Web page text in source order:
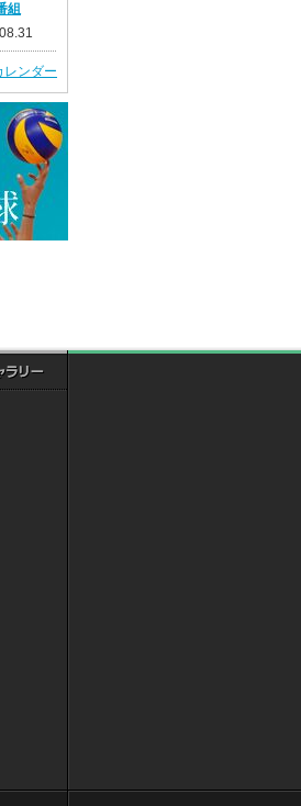
組
レンダー